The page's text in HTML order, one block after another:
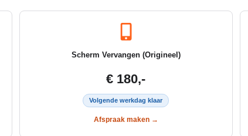
Scherm Vervangen (Origineel)
€ 180,-
Volgende werkdag klaar
Afspraak maken →